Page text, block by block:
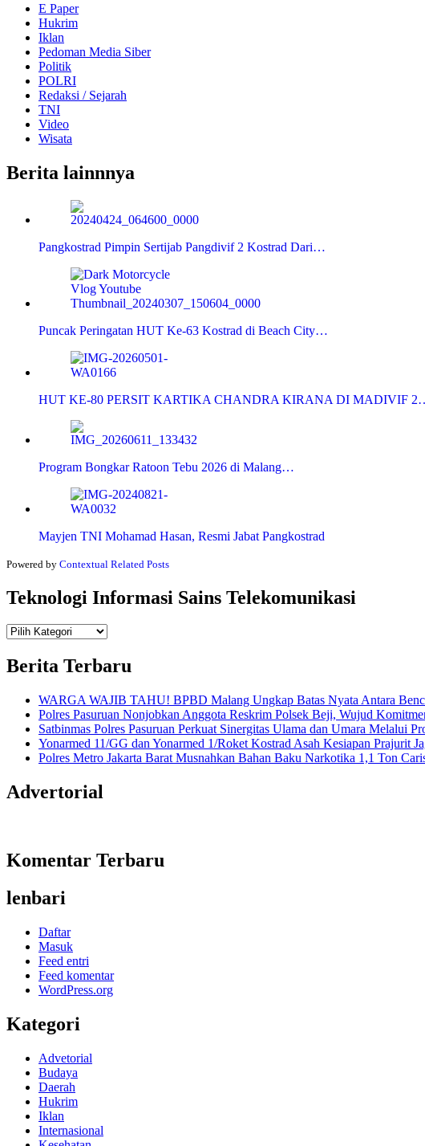
E Paper
Hukrim
Iklan
Pedoman Media Siber
Politik
POLRI
Redaksi / Sejarah
TNI
Video
Wisata
Berita lainnnya
Pangkostrad Pimpin Sertijab Pangdivif 2 Kostrad Dari…
Puncak Peringatan HUT Ke-63 Kostrad di Beach City…
HUT KE-80 PERSIT KARTIKA CHANDRA KIRANA DI MADIVIF
Program Bongkar Ratoon Tebu 2026 di Malang…
Mayjen TNI Mohamad Hasan, Resmi Jabat Pangkostrad
Powered by Contextual Related Posts
Teknologi Informasi Sains Telekomunikasi
Teknologi
Berita Terbaru
WARGA WAJIB TAHU! BPBD Malang Ungkap Batas Nyata Antara
Polres Pasuruan Nonjobkan Anggota Reskrim Polsek Beji, Wujud
Satbinmas Polres Pasuruan Perkuat Sinergitas Ulama dan Umara Melalui
Yonarmed 11/GG dan Yonarmed 1/Roket Kostrad Asah Kesiapan Prajurit
Polres Metro Jakarta Barat Musnahkan Bahan Baku Narkotika 1,1 Ton
Advertorial
Komentar Terbaru
lenbari
Daftar
Masuk
Feed entri
Feed komentar
WordPress.org
Kategori
Advetorial
Budaya
Daerah
Hukrim
Iklan
Internasional